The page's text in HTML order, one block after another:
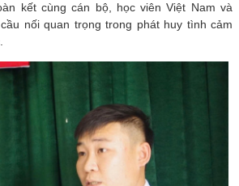
kết cùng cán bộ, học viên Việt Nam và
nối quan trọng trong phát huy tình cảm